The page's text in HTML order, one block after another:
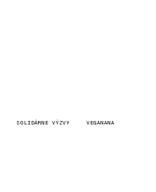
SOLIDÁRNE VÝZVY VEGANANA